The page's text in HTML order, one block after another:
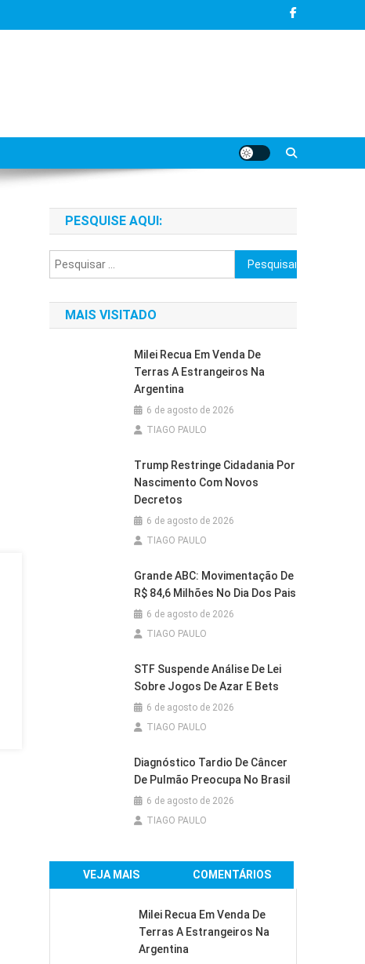
PESQUISE AQUI:
Pesquisar
por:
MAIS VISITADO
Milei Recua Em Venda De
Terras A Estrangeiros Na
Argentina
6 de agosto de 2026
TIAGO PAULO
Trump Restringe Cidadania Por
Nascimento Com Novos
Decretos
6 de agosto de 2026
TIAGO PAULO
Grande ABC: Movimentação De
R$ 84,6 Milhões No Dia Dos Pais
6 de agosto de 2026
TIAGO PAULO
STF Suspende Análise De Lei
Sobre Jogos De Azar E Bets
6 de agosto de 2026
TIAGO PAULO
Diagnóstico Tardio De Câncer
De Pulmão Preocupa No Brasil
6 de agosto de 2026
TIAGO PAULO
VEJA MAIS COMENTÁRIOS
Milei Recua Em Venda De
Terras A Estrangeiros Na
Argentina